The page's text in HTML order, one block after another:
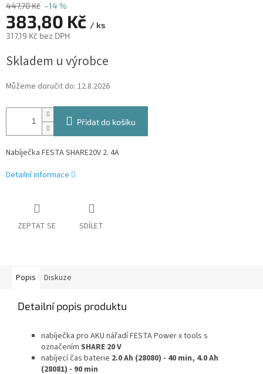
447,70 Kč –14 %
383,80 Kč / ks
317,19 Kč bez DPH
cena:
Skladem u výrobce
Můžeme doručit do: 12.8.2026
Přidat do košíku
Nabíječka FESTA SHARE20V 2. 4A
Detailní informace
ZEPTAT SE SDÍLET
Popis Diskuze
Detailní popis produktu
nabíječka pro AKU nářadí FESTA Power x tools s
označením SHARE 20 V
nabíjecí čas baterie 2.0 Ah (28080) - 40 min, 4.0 Ah
(28081) - 90 min